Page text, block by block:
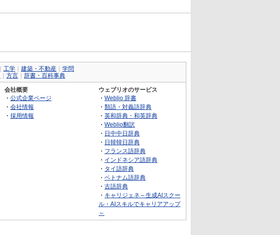
工学 建築・不動産
学問
方言 辞書・百科事典
会社概要
・ 公式企業ページ
・ 会社情報
・ 採用情報
ウェブリオのサービス
・ Weblio 辞書
・ 類語・対義語辞典
・ 英和辞典・和英辞典
・ Weblio翻訳
・ 日中中日辞典
・ 日韓韓日辞典
・ フランス語辞典
・ インドネシア語辞典
・ タイ語辞典
・ ベトナム語辞典
・ 古語辞典
・ キャリジェネ～生成AIスクー
ル・AIスキルでキャリアアップ
～